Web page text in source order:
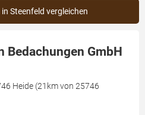
Steenfeld vergleichen
Bedachungen GmbH
Heide (21km von 25746